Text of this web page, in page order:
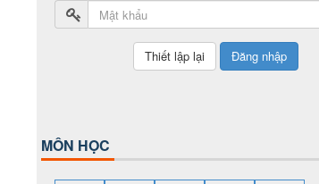
Đăng nhập
MÔN HỌC